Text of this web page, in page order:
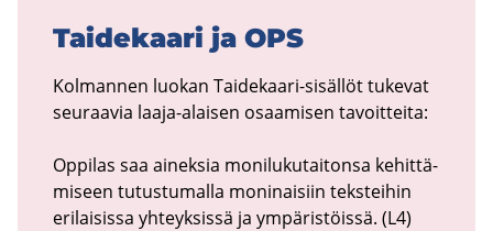
Tai­de­kaa­ri ja OPS
Kol­man­nen luo­kan Taidekaari-​sisällöt tu­ke­vat
seu­raa­via laaja-​alaisen osaa­mi­sen ta­voit­tei­ta:
Op­pi­las saa ai­nek­sia mo­ni­lu­ku­tai­ton­sa ke­hit­tä­
mi­seen tu­tus­tu­mal­la mo­ni­nai­siin teks­tei­hin
eri­lai­sis­sa yh­teyk­sis­sä ja ym­pä­ris­töis­sä. (L4)